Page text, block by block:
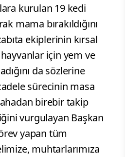
kurulan 19 kedi
mama bırakıldığını
ekiplerinin kırsal
için yem ve
da sözlerine
sürecinin masa
birebir takip
vurgulayan Başkan
yapan tüm
muhtarlarımıza